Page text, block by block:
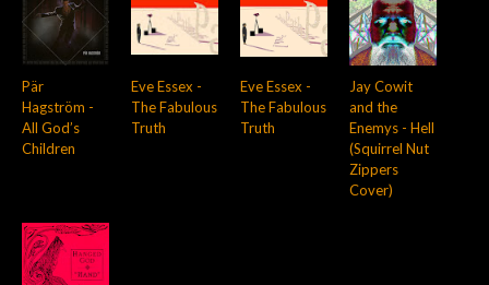
Pär
Hagström -
All God’s
Children
Eve Essex -
The Fabulous
Truth
Eve Essex -
The Fabulous
Truth
Jay Cowit
and the
Enemys - Hell
(Squirrel Nut
Zippers
Cover)